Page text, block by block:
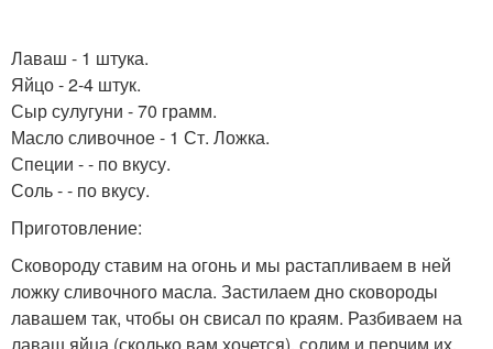
Лаваш - 1 штука.
Яйцо - 2-4 штук.
Сыр сулугуни - 70 грамм.
Масло сливочное - 1 Ст. Ложка.
Специи - - по вкусу.
Соль - - по вкусу.
Приготовление:
Сковороду ставим на огонь и мы растапливаем в ней
ложку сливочного масла. Застилаем дно сковороды
лавашем так, чтобы он свисал по краям. Разбиваем на